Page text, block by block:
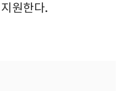
원한다.